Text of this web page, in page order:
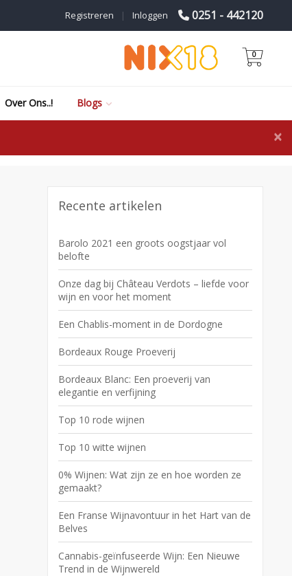
0251 - 442120
Inloggen
|
Registreren
0
Over Ons..! Blogs
×
Recente artikelen
Barolo 2021 een groots oogstjaar vol
belofte
Onze dag bij Château Verdots – liefde voor
wijn en voor het moment
Een Chablis-moment in de Dordogne
Bordeaux Rouge Proeverij
Bordeaux Blanc: Een proeverij van
elegantie en verfijning
Top 10 rode wijnen
Top 10 witte wijnen
0% Wijnen: Wat zijn ze en hoe worden ze
gemaakt?
Een Franse Wijnavontuur in het Hart van de
Belves
Cannabis-geïnfuseerde Wijn: Een Nieuwe
Trend in de Wijnwereld